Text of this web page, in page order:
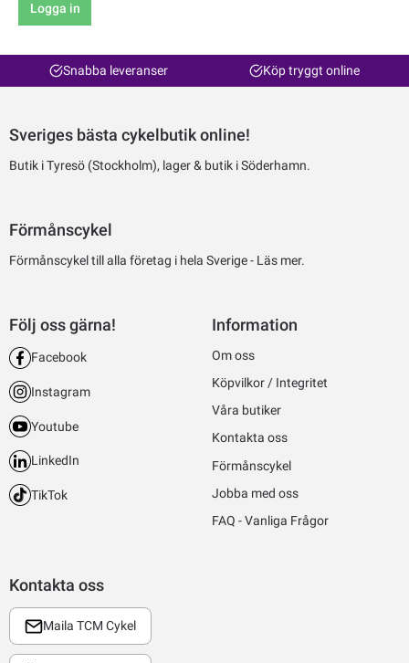
Logga in
Snabba leveranser Köp tryggt online
Sveriges bästa cykelbutik online!
Butik i Tyresö (Stockholm), lager & butik i Söderhamn.
Förmånscykel
Förmånscykel till alla företag i hela Sverige - Läs mer.
Kontakta oss
Maila TCM Cykel
Följ oss gärna!
Facebook
Instagram
Youtube
LinkedIn
TikTok
Information
Om oss
Köpvilkor / Integritet
Våra butiker
Kontakta oss
Förmånscykel
Jobba med oss
FAQ - Vanliga Frågor